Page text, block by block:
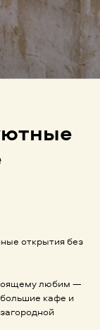
открытия без
любим —
кафе и